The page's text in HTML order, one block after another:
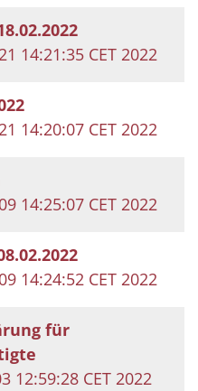
14:21:35 CET 2022
14:20:07 CET 2022
14:25:07 CET 2022
14:24:52 CET 2022
für
12:59:28 CET 2022